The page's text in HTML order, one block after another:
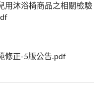
用沐浴椅商品之相關檢驗
修正-5版公告.pdf